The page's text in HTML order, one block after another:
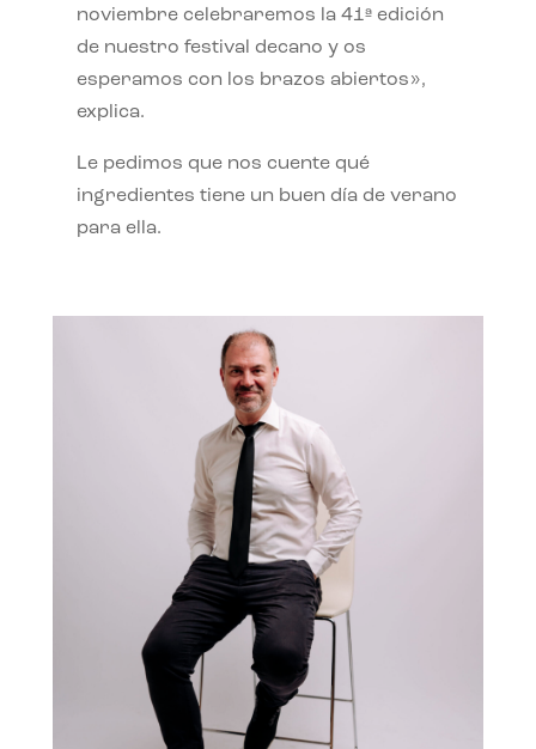
noviembre celebraremos la 41ª edición
de nuestro festival decano y os
esperamos con los brazos abiertos»,
explica.
Le pedimos que nos cuente qué
ingredientes tiene un buen día de verano
para ella.